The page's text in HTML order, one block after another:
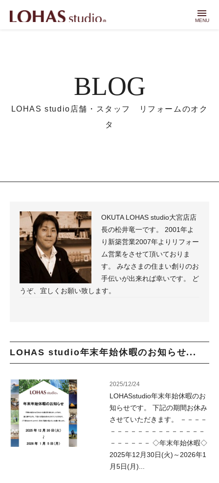
menu
MENU
BLOG
LOHAS studio店舗・スタッフ リフォームのオク
タ
OKUTA LOHAS studio大宮店店
長の松井竜一です。 2001年よ
り新築営業2007年よりリフォー
ム営業をさせて頂いておりま
す。 みなさまの住まい創りのお
手伝いが出来れば幸いです。 ど
うぞ、宜しくお願い致します。
LOHAS studio年末年始休暇のお知らせ...
2025/12/24
LOHASstudio年末年始休暇のお
知らせです。 下記の期間お休み
させていただきます。 －－－－
－－－－－－－－－－－－－－
－－－－－－ ◇年末年始休暇◇
2025年12月30日(火)～2026年1
月5日(月)...